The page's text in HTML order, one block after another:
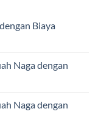
Biaya
Naga dengan
Naga dengan